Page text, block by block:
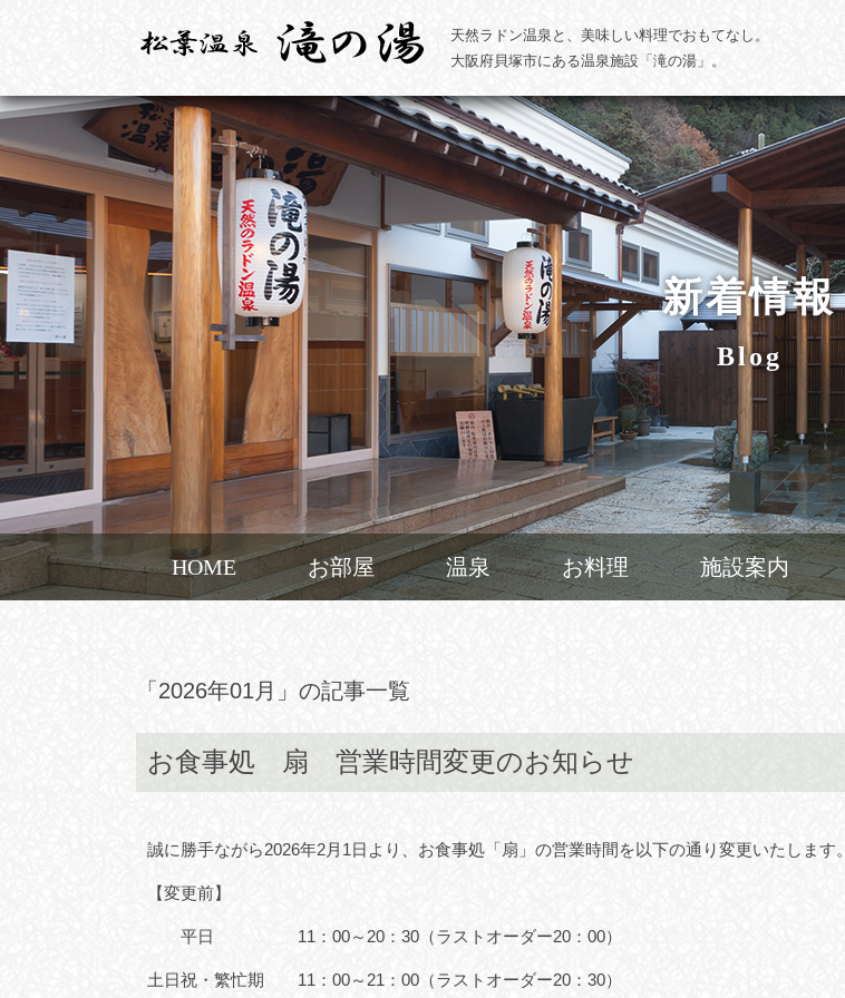
天然ラドン温泉と、美味しい料理でおもてなし。
大阪府貝塚市にある温泉施設「滝の湯」。
新着情報
Blog
HOME お部屋 温泉 お料理 施設案内
「2026年01月」の記事一覧
お食事処 扇 営業時間変更のお知らせ
誠に勝手ながら2026年2月1日より、お食事処「扇」の営業時間を以下の通り変更いたします。
【変更前】
平日 11：00～20：30（ラストオーダー20：00）
土日祝・繁忙期 11：00～21：00（ラストオーダー20：30）